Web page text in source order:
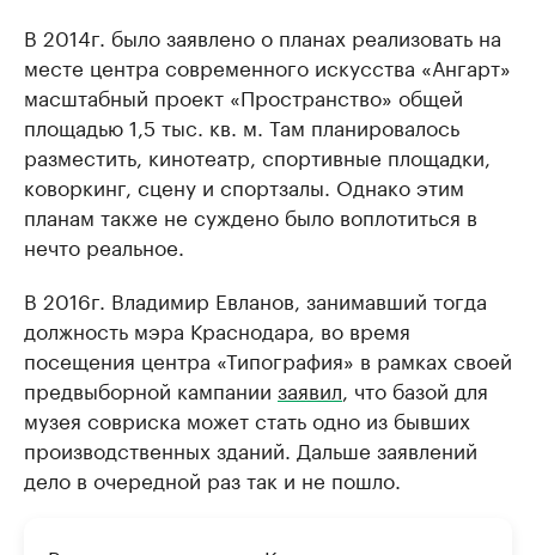
В 2014г. было заявлено о планах реализовать на
месте центра современного искусства «Ангарт»
масштабный проект «Пространство» общей
площадью 1,5 тыс. кв. м. Там планировалось
разместить, кинотеатр, спортивные площадки,
коворкинг, сцену и спортзалы. Однако этим
планам также не суждено было воплотиться в
нечто реальное.
В 2016г. Владимир Евланов, занимавший тогда
должность мэра Краснодара, во время
посещения центра «Типография» в рамках своей
предвыборной кампании заявил , что базой для
музея совриска может стать одно из бывших
производственных зданий. Дальше заявлений
дело в очередной раз так и не пошло.